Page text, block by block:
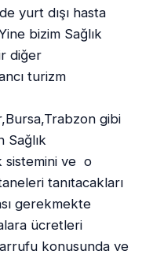
yurt dışı hasta
bizim Sağlık
diğer
turizm
gibi
Sağlık
sistemini ve o
tanıtacakları
gerekmekte
ücretleri
konusunda ve